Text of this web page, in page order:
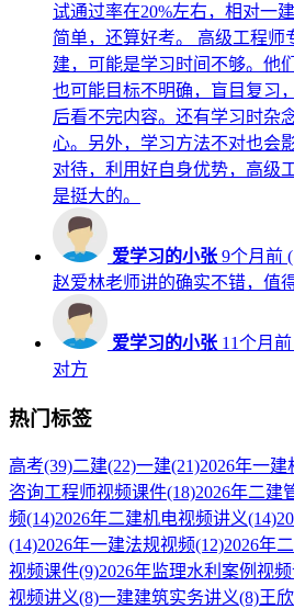
试通过率在20%左右，相对一
简单，还算好考。 高级工程师
建，可能是学习时间不够。他
也可能目标不明确，盲目复习
后看不完内容。还有学习时杂
心。另外，学习方法不对也会
对待，利用好自身优势，高级
是挺大的。
爱学习的小张 9个月前
赵爱林老师讲的确实不错，值
爱学习的小张 11个月前
对方
热门标签
高考(39)二建(22)一建(21)2026年一
咨询工程师视频课件(18)2026年二建
频(14)2026年二建机电视频讲义(14)
(14)2026年一建法规视频(12)2026年
视频课件(9)2026年监理水利案例视
视频讲义(8)一建建筑实务讲义(8)王欣